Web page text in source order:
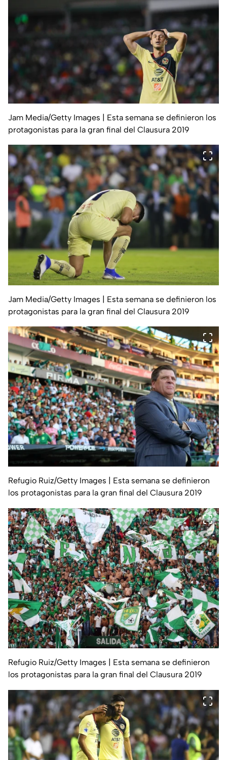
Jam Media/Getty Images | Esta semana se definieron los
protagonistas para la gran final del Clausura 2019
Jam Media/Getty Images | Esta semana se definieron los
protagonistas para la gran final del Clausura 2019
Refugio Ruiz/Getty Images | Esta semana se definieron
los protagonistas para la gran final del Clausura 2019
Refugio Ruiz/Getty Images | Esta semana se definieron
los protagonistas para la gran final del Clausura 2019